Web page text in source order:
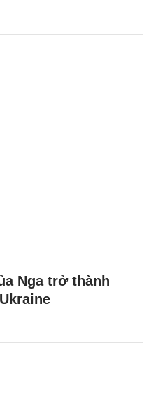
Nga trở thành